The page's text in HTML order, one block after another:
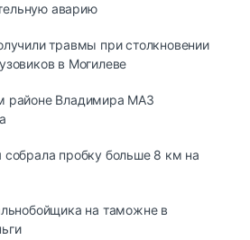
аварию
травмы при столкновении
в Могилеве
районе Владимира МАЗ
собрала пробку больше 8 км на
на таможне в